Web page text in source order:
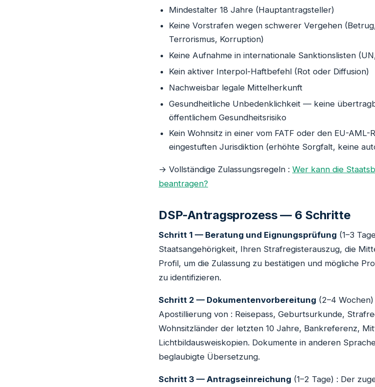
Mindestalter 18 Jahre (Hauptantragsteller)
Keine Vorstrafen wegen schwerer Vergehen
Terrorismus, Korruption)
Keine Aufnahme in internationale Sanktionslisten
Kein aktiver Interpol-Haftbefehl (Rot oder Diffusion)
Nachweisbar legale Mittelherkunft
Gesundheitliche Unbedenklichkeit — keine
öffentlichem Gesundheitsrisiko
Kein Wohnsitz in einer vom FATF oder den EU-AML-
eingestuften Jurisdiktion (erhöhte Sorgfalt, keine
→ Vollständige Zulassungsregeln : Wer kann die
beantragen?
DSP-Antragsprozess — 6 Schritte
Schritt 1 — Beratung und Eignungsprüfung (1–3
Staatsangehörigkeit, Ihren Strafregisterauszug, die
Profil, um die Zulassung zu bestätigen und mögliche
zu identifizieren.
Schritt 2 — Dokumentenvorbereitung (2–4
Apostillierung von : Reisepass, Geburtsurkunde,
Wohnsitzländer der letzten 10 Jahre, Bankreferenz,
Lichtbildausweiskopien. Dokumente in anderen
beglaubigte Übersetzung.
Schritt 3 — Antragseinreichung (1–2 Tage) : Der